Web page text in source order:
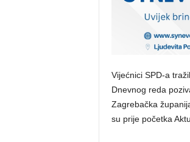
Vijećnici SPD-a
Dnevnog reda
Zagrebačka
su prije početka